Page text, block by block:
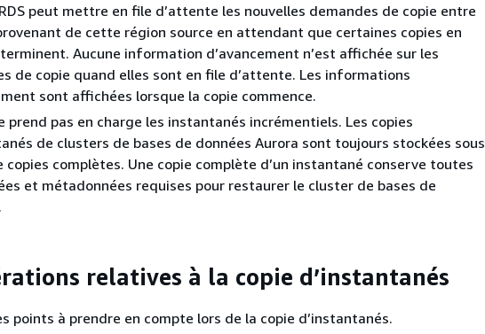
peut mettre en file d’attente les nouvelles demandes de copie entre
de cette région source en attendant que certaines copies en
Aucune information d’avancement n’est affichée sur les
de copie quand elles sont en file d’attente. Les informations
sont affichées lorsque la copie commence.
prend pas en charge les instantanés incrémentiels. Les copies
de clusters de bases de données Aurora sont toujours stockées sous
copies complètes. Une copie complète d’un instantané conserve toutes
et métadonnées requises pour restaurer le cluster de bases de
relatives à la copie d’instantanés
points à prendre en compte lors de la copie d’instantanés.